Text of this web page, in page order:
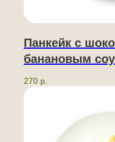
Панкейк с
банановым
270 р.